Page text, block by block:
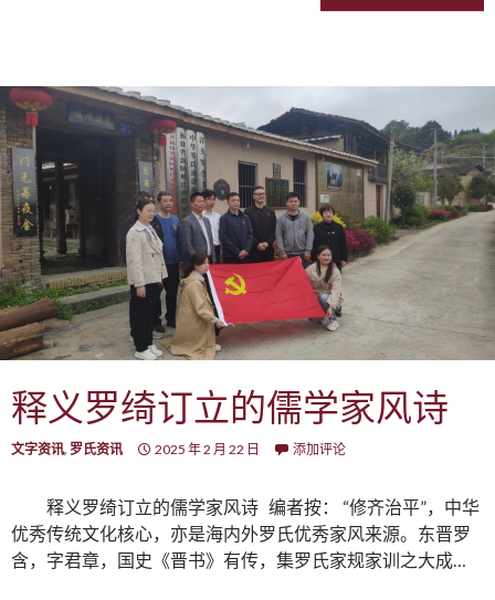
释义罗绮订立的儒学家风诗
文字资讯, 罗氏资讯 2025 年 2 月 22 日 添加评论
释义罗绮订立的儒学家风诗 编者按： “修齐治平”，中华
优秀传统文化核心，亦是海内外罗氏优秀家风来源。东晋罗
含，字君章，国史《晋书》有传，集罗氏家规家训之大成…